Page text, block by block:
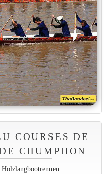
COURSES DE
CHUMPHON